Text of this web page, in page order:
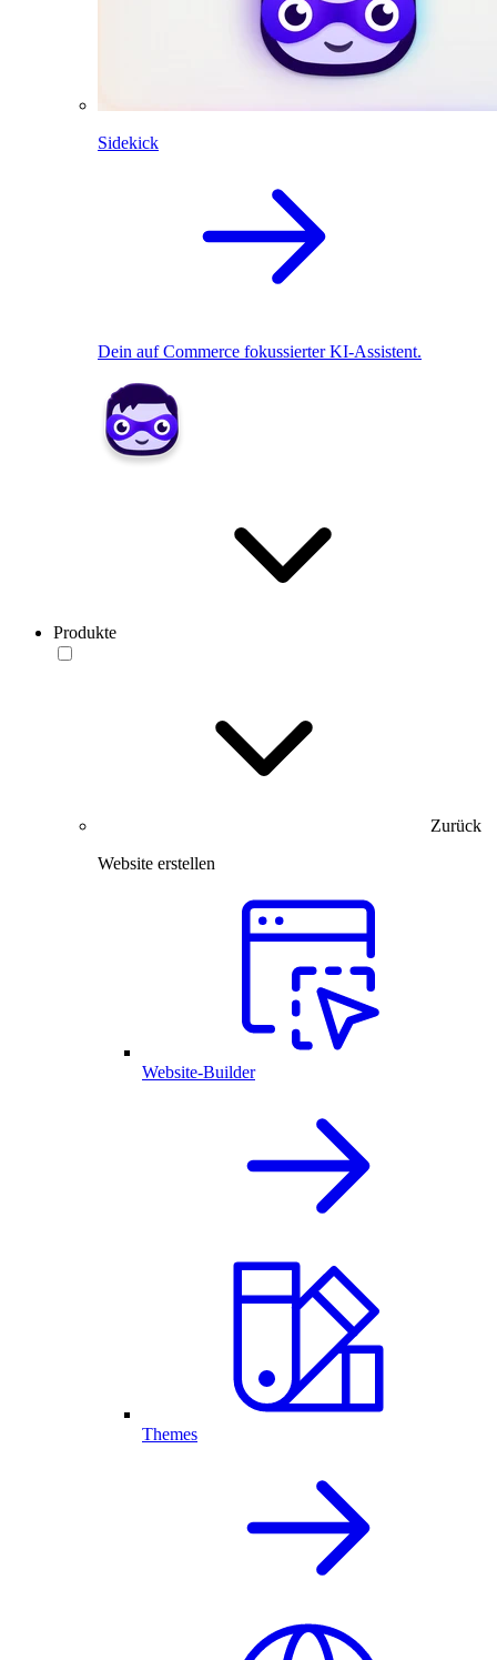
Sidekick
Dein auf Commerce fokussierter KI-Assistent.
Produkte
Zurück
Website erstellen
Website-Builder
Themes